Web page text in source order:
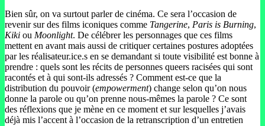
Bien sûr, on va surtout parler de cinéma. Ce sera l’occasion de
revenir sur des films iconiques comme Tangerine, Paris is Burning,
Kiki ou Moonlight. De célébrer les personnages que ces films
mettent en avant mais aussi de critiquer certaines postures adoptées
par les réalisateur.ice.s en se demandant si toute visibilité est bonne à
prendre : quels sont les récits de personnes queers racisées qui sont
racontés et à qui sont-ils adressés ? Comment est-ce que la
distribution du pouvoir (empowerment) change selon qu’on nous
donne la parole ou qu’on prenne nous-mêmes la parole ? Ce sont
des réflexions que je mène en ce moment et sur lesquelles j’avais
déjà mis l’accent à l’occasion de la retranscription d’un entretien